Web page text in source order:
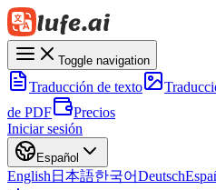
Toggle navigation
Traducción de texto
de PDF
Precios
Iniciar sesión
Español
English 日本語한국어Deutsch